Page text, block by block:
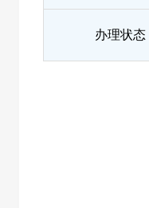
办理状态